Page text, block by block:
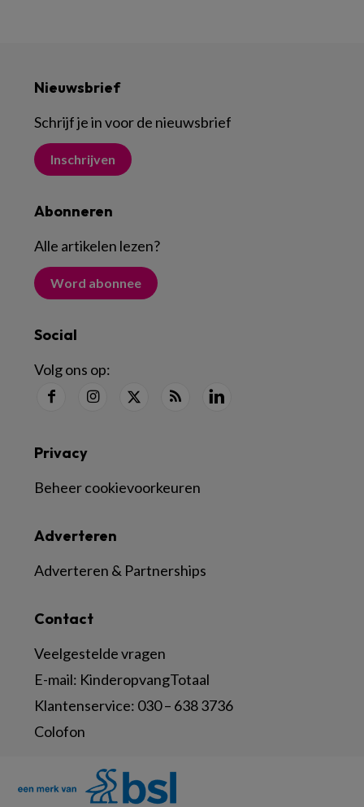
Nieuwsbrief
Schrijf je in voor de nieuwsbrief
Inschrijven
Abonneren
Alle artikelen lezen?
Word abonnee
Social
Volg ons op:
Contact
Veelgestelde vragen
E-mail: KinderopvangTotaal
Klantenservice: 030 – 638 3736
Colofon
Adverteren
Adverteren & Partnerships
Privacy
Beheer cookievoorkeuren